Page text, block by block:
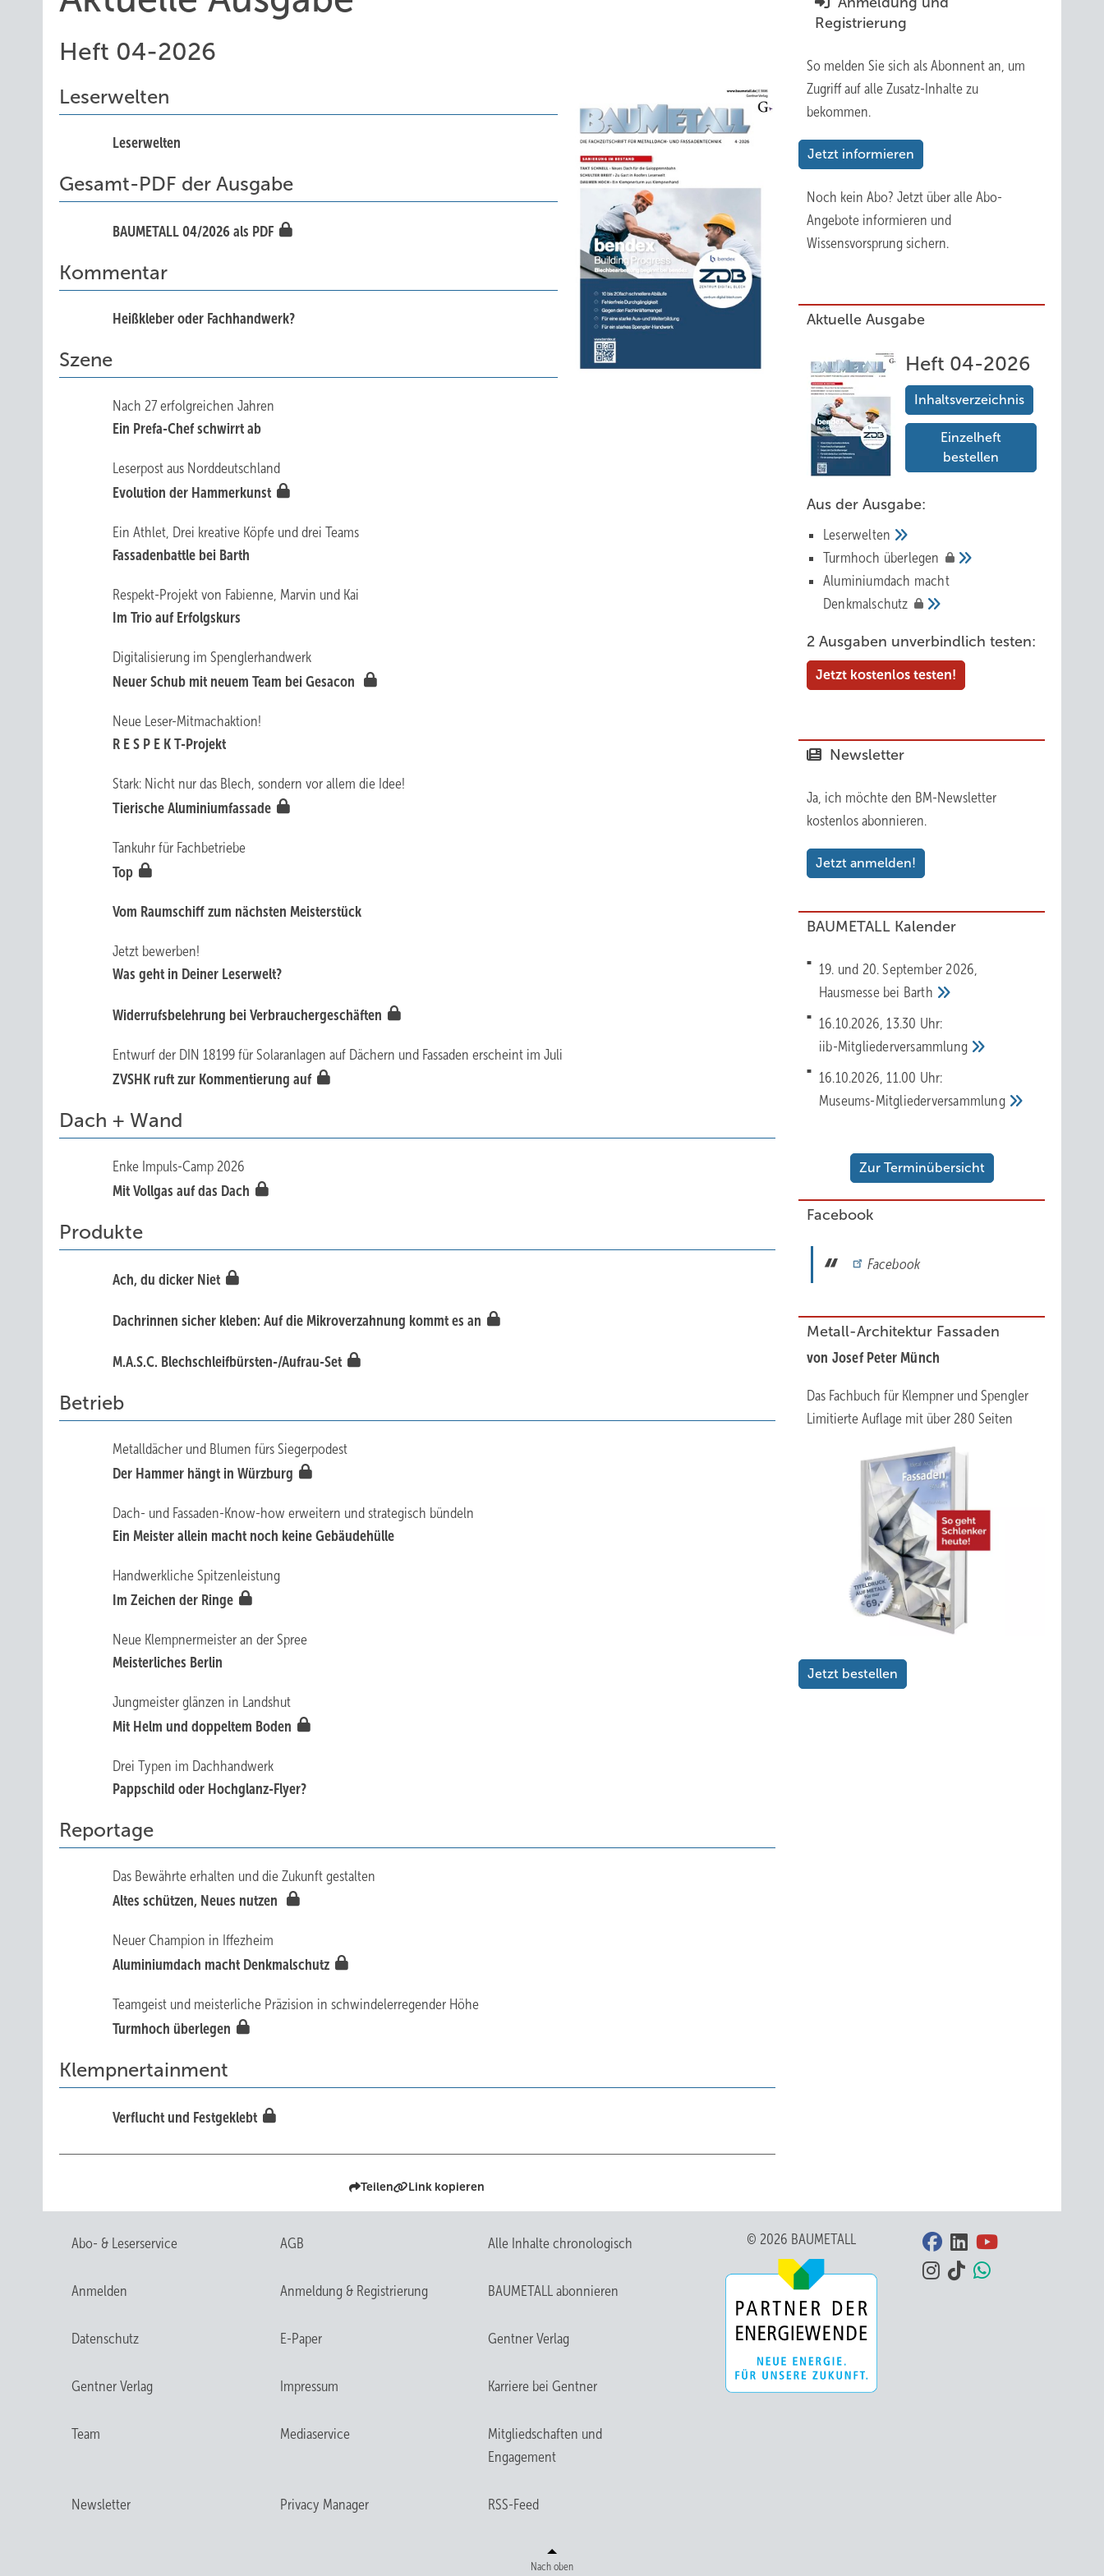
Heft 04-2026
Leserwelten
Leserwelten
Gesamt-PDF der Ausgabe
BAUMETALL 04/2026 als PDF
Kommentar
Heißkleber oder Fachhandwerk?
Szene
Nach 27 erfolgreichen Jahren
Ein Prefa-Chef schwirrt ab
Leserpost aus Norddeutschland
Evolution der Hammerkunst
Ein Athlet, Drei kreative Köpfe und drei Teams
Fassadenbattle bei Barth
Respekt-Projekt von Fabienne, Marvin und Kai
Im Trio auf Erfolgskurs
Digitalisierung im Spenglerhandwerk
Neuer Schub mit neuem Team bei Gesacon
Neue Leser-Mitmachaktion!
R E S P E K T-Projekt
Stark: Nicht nur das Blech, sondern vor allem die Idee!
Tierische Aluminiumfassade
Tankuhr für Fachbetriebe
Top
Vom Raumschiff zum nächsten Meisterstück
Jetzt bewerben!
Was geht in Deiner Leserwelt?
Widerrufsbelehrung bei Verbrauchergeschäften
Entwurf der DIN 18199 für Solaranlagen auf Dächern und Fassaden erscheint im Juli
ZVSHK ruft zur Kommentierung auf
Dach + Wand
Enke Impuls-Camp 2026
Mit Vollgas auf das Dach
Produkte
Ach, du dicker Niet
Dachrinnen sicher kleben: Auf die Mikroverzahnung kommt es an
M .A .S.C. Blechschleifbürsten-/Aufrau-Set
Betrieb
Metalldächer und Blumen fürs Siegerpodest
De r Ha mmer hängt in Würzburg
D ach- und Fassaden-Know-how erweitern und strategisch bündeln
Ein Meister allein macht noch keine Gebäudehülle
Handwerkliche Spitzenleistung
Im Zeichen der Ringe
Neue Klempnermeister an der Spree
Me isterliches Berlin
Jungmeister glänzen in Landshut
Mit Helm und doppeltem Boden
Drei Typen im Dachhandwerk
Papps c hild oder Hoch glanz-Flyer?
Reportage
Das Bewährte erhalten und die Zukunft gestalten
Altes schützen, Neues nutzen
Neuer Champion in Iffezheim
Aluminiumdach macht Denkmalschutz
Teamgeist und meisterliche Präzision in schwindelerregender Höhe
Tur mhoch überlegen
Klempnertainment
Verflucht und Festgeklebt
Teilen Link kopieren
Registrierung
So melden Sie sich als Abonnent an, um
Zugriff auf alle Zusatz-Inhalte zu
bekommen.
Jetzt informieren
Noch kein Abo? Jetzt über alle Abo-
Angebote informieren und
Wissensvorsprung sichern.
Aktuelle Ausgabe
Heft 04-2026
Inhaltsverzeichnis
Einzelheft
bestellen
Aus der Ausgabe:
Leserwelten
Tur mhoch überlegen
Aluminiumdach macht
Denkmalschutz
2 Ausgaben unverbindlich testen:
Jetzt kostenlos testen!
Newsletter
Ja, ich möchte den BM-Newsletter
kostenlos abonnieren.
Jetzt anmelden!
BAUMETALL Kalender
19. und 20. September 2026,
Hausmesse bei Barth
16.10.2026, 13.30 Uhr:
iib-Mitgliederversammlung
16.10.2026, 11.00 Uhr:
Museums-Mitgliederversammlung
Zur Terminübersicht
Facebook
Facebook
Metall-Architektur Fassaden
von Josef Peter Münch
Das Fachbuch für Klempner und Spengler
Limitierte Auflage mit über 280 Seiten
Jetzt bestellen
Abo- & Leserservice AGB Alle Inhalte chronologisch
Anmelden Anmeldung & Registrierung BAUMETALL abonnieren
Datenschutz E-Paper Gentner Verlag
Gentner Verlag Impressum Karriere bei Gentner
Team Mediaservice
Mitgliedschaften und
Engagement
Newsletter Privacy Manager RSS-Feed
© 2026 BAUMETALL
Nach oben